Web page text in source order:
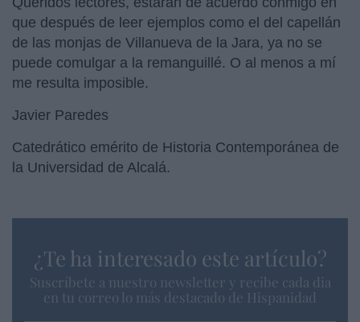
que después de leer ejemplos como el del capellán
de las monjas de Villanueva de la Jara, ya no se
puede comulgar a la remanguillé. O al menos a mí
me resulta imposible.
Javier Paredes
Catedrático emérito de Historia Contemporánea de
la Universidad de Alcalá.
¿Te ha interesado este artículo?
Suscríbete a nuestro newsletter y recibe cada dia
en tu correo lo más destacado de Hispanidad